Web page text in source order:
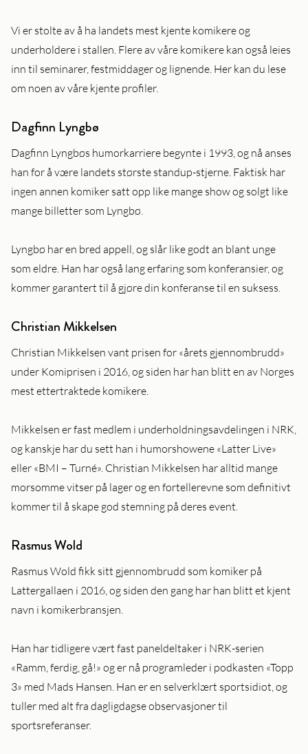
Vi er stolte av å ha landets mest kjente komikere og
underholdere i stallen. Flere av våre komikere kan også leies
inn til seminarer, festmiddager og lignende. Her kan du lese
om noen av våre kjente profiler.
Dagfinn Lyngbø
Dagfinn Lyngbøs humorkarriere begynte i 1993, og nå anses
han for å være landets største standup-stjerne. Faktisk har
ingen annen komiker satt opp like mange show og solgt like
mange billetter som Lyngbø.
Lyngbø har en bred appell, og slår like godt an blant unge
som eldre. Han har også lang erfaring som konferansier, og
kommer garantert til å gjøre din konferanse til en suksess.
Christian Mikkelsen
Christian Mikkelsen vant prisen for «årets gjennombrudd»
under Komiprisen i 2016, og siden har han blitt en av Norges
mest ettertraktede komikere.
Mikkelsen er fast medlem i underholdningsavdelingen i NRK,
og kanskje har du sett han i humorshowene «Latter Live»
eller «BMI – Turné». Christian Mikkelsen har alltid mange
morsomme vitser på lager og en fortellerevne som definitivt
kommer til å skape god stemning på deres event.
Rasmus Wold
Rasmus Wold fikk sitt gjennombrudd som komiker på
Lattergallaen i 2016, og siden den gang har han blitt et kjent
navn i komikerbransjen.
Han har tidligere vært fast paneldeltaker i NRK-serien
«Ramm, ferdig, gå!» og er nå programleder i podkasten «Topp
3» med Mads Hansen. Han er en selverklært sportsidiot, og
tuller med alt fra dagligdagse observasjoner til
sportsreferanser.